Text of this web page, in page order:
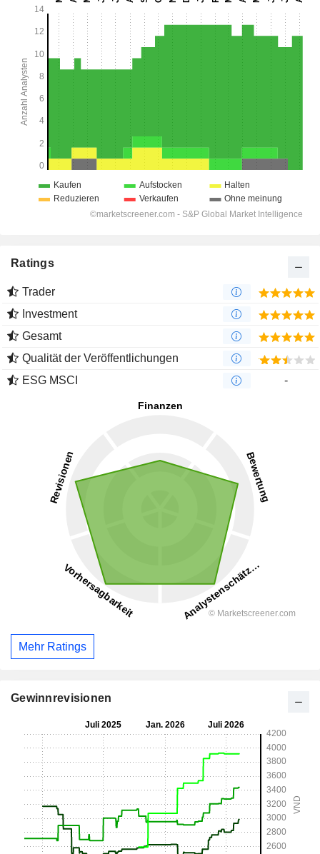
Ratings
Trader
Investment
Gesamt
Qualität der Veröffentlichungen
ESG MSCI
-
Mehr Ratings
Gewinnrevisionen